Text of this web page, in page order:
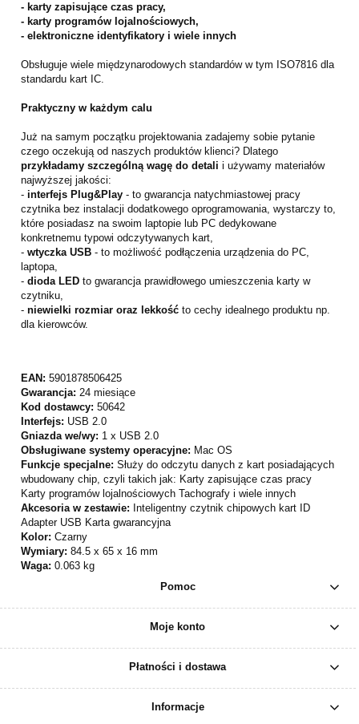
- karty zapisujące czas pracy,
- karty programów lojalnościowych,
- elektroniczne identyfikatory i wiele innych
Obsługuje wiele międzynarodowych standardów w tym ISO7816 dla
standardu kart IC.
Praktyczny w każdym calu
Już na samym początku projektowania zadajemy sobie pytanie
czego oczekują od naszych produktów klienci? Dlatego
przykładamy szczególną wagę do detali i używamy materiałów
najwyższej jakości:
- interfejs Plug&Play - to gwarancja natychmiastowej pracy
czytnika bez instalacji dodatkowego oprogramowania, wystarczy to,
które posiadasz na swoim laptopie lub PC dedykowane
konkretnemu typowi odczytywanych kart,
- wtyczka USB - to możliwość podłączenia urządzenia do PC,
laptopa,
- dioda LED to gwarancja prawidłowego umieszczenia karty w
czytniku,
- niewielki rozmiar oraz lekkość to cechy idealnego produktu np.
dla kierowców.
EAN: 5901878506425
Gwarancja: 24 miesiące
Kod dostawcy: 50642
Interfejs: USB 2.0
Gniazda we/wy: 1 x USB 2.0
Obsługiwane systemy operacyjne: Mac OS
Funkcje specjalne: Służy do odczytu danych z kart posiadających
wbudowany chip, czyli takich jak: Karty zapisujące czas pracy
Karty programów lojalnościowych Tachografy i wiele innych
Akcesoria w zestawie: Inteligentny czytnik chipowych kart ID
Adapter USB Karta gwarancyjna
Kolor: Czarny
Wymiary: 84.5 x 65 x 16 mm
Waga: 0.063 kg
Pomoc
Moje konto
Płatności i dostawa
Informacje